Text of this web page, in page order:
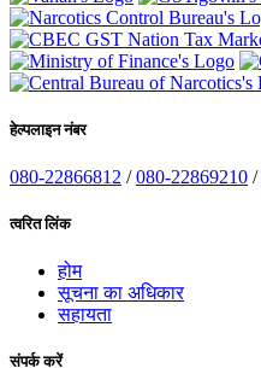
हेल्पलाइन नंबर
080-22866812 /080-22869210 /
त्वरित लिंक
होम
सूचना का अधिकार
सहायता
संपर्क करें